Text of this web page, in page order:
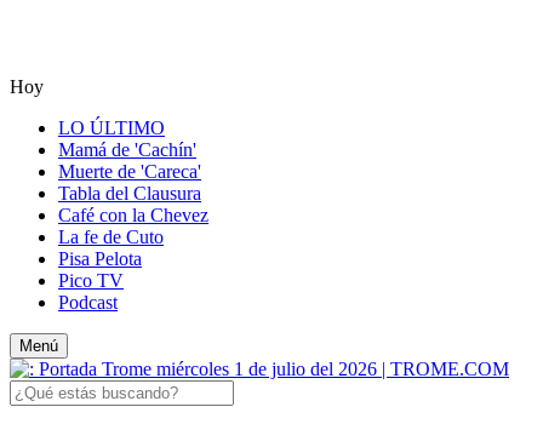
Hoy
LO ÚLTIMO
Mamá de 'Cachín'
Muerte de 'Careca'
Tabla del Clausura
Café con la Chevez
La fe de Cuto
Pisa Pelota
Pico TV
Podcast
Menú